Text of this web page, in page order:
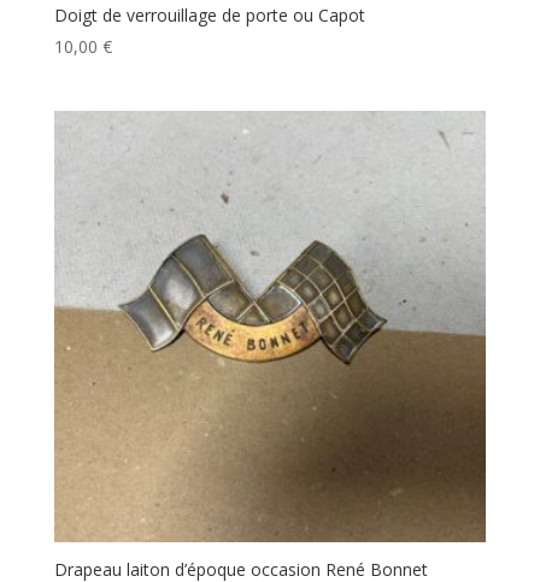
Doigt de verrouillage de porte ou Capot
10,00 €
Drapeau laiton d’époque occasion René Bonnet